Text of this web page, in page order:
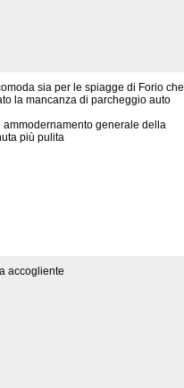
sia per le spiagge di Forio che
la mancanza di parcheggio auto
ammodernamento generale della
più pulita
accogliente